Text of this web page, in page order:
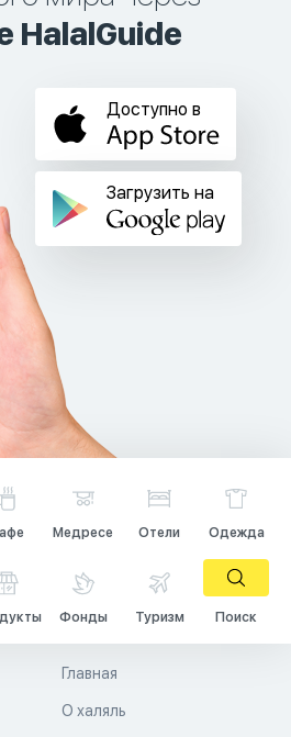
HalalGuide
Доступно в
Загрузить на
Медресе Отели Одежда
Фонды Туризм Поиск
Главная
О халяль